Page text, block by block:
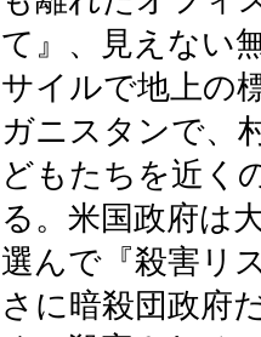
て』、見えない
サイルで地上の
ガニスタンで、
どもたちを近く
る。米国政府は
選んで『殺害リ
さに暗殺団政府